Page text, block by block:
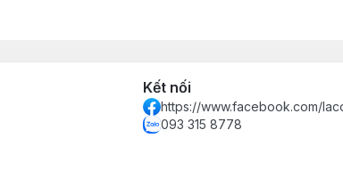
Kết nối
https://www.facebook.com/
093 315 8778